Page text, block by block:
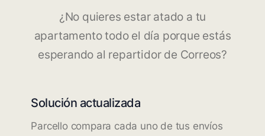
¿No quieres estar atado a tu
apartamento todo el día porque estás
esperando al repartidor de Correos?
Solución actualizada
Parcello compara cada uno de tus envíos